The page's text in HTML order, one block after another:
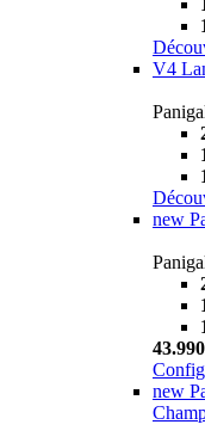
V4
new
new